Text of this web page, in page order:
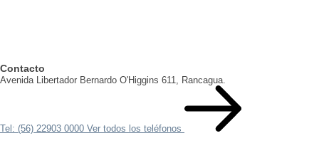
Contacto
Avenida Libertador Bernardo O'Higgins 611, Rancagua.
Tel: (56) 22903 0000 Ver todos los teléfonos